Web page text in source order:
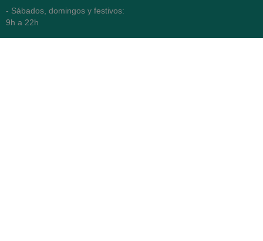
- Sábados, domingos y festivos:
9h a 22h